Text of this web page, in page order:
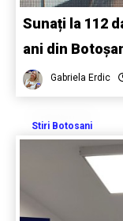
Sunați la 112
ani din
Gabriela Erdic
Stiri Botosani